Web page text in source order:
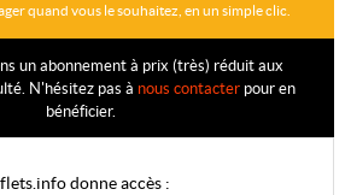
quand vous le souhaitez, en un simple clic.
un abonnement à prix (très) réduit aux
N'hésitez pas à nous contacterpour en
bénéficier.
donne accès :